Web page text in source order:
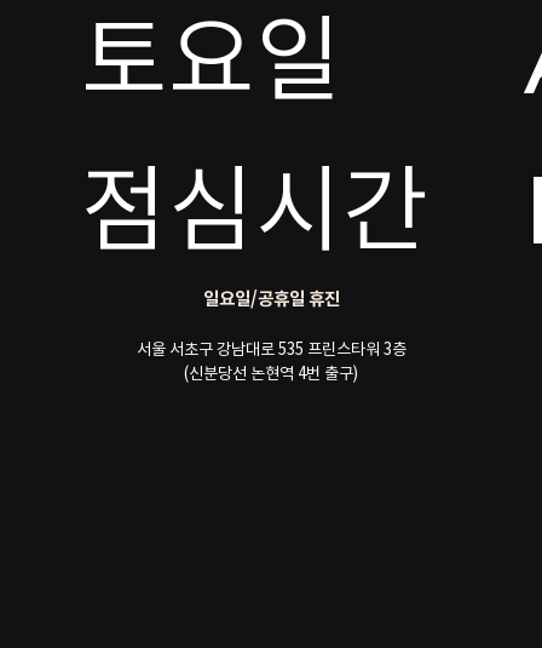
토요일
점심시간
일요일/공휴일 휴진
서울 서초구 강남대로 535 프린스타워 3층
(신분당선 논현역 4번 출구)